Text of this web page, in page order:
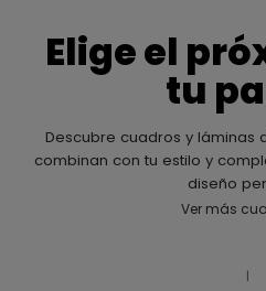
Elige el
tu
Descubre cuadros y láminas
combinan con tu estilo y
diseño
Ver más
|